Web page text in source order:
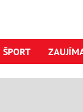
ŠPORT